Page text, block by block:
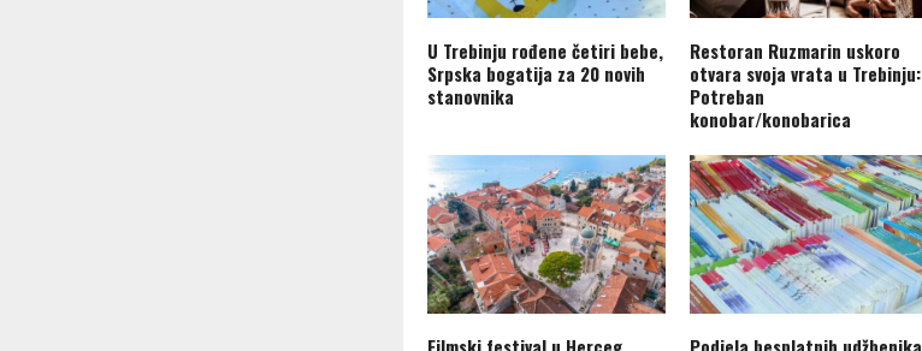
U Trebinju rođene četiri bebe,
Srpska bogatija za 20 novih
stanovnika
Restoran Ruzmarin uskoro
otvara svoja vrata u Trebinju:
Potreban
konobar/konobarica